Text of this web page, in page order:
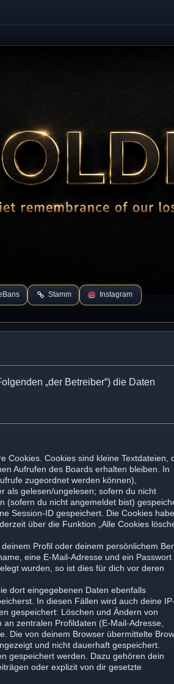
Stamm Instagram
„der Betreiber“) die Daten
Cookies. Cookies sind kleine Textdateien,
Aufrufen des Boards erhalten bleiben. In
zugeordnet werden können),
als gelesen/ungelesen; sofern du nicht
(sofern du nicht angemeldet bist)
Session-ID gespeichert. Die Cookies
über die Funktion „Alle Cookies
Profil oder deinem persönlichem
eine E-Mail-Adresse und ein Passwort
wurden, so ist dies für dich vor deren
dort eingegebenen Daten ebenfalls
In diesen Fällen wird auch deine IP-
gespeichert: Löschen und Ändern von
zentralen Profildaten (E-Mail-Adresse,
Die von deinem Browser übermittelte
und nicht dauerhaft gespeichert.
gespeichert werden. Dazu gehören dein
oder explizit von dir gesetzte